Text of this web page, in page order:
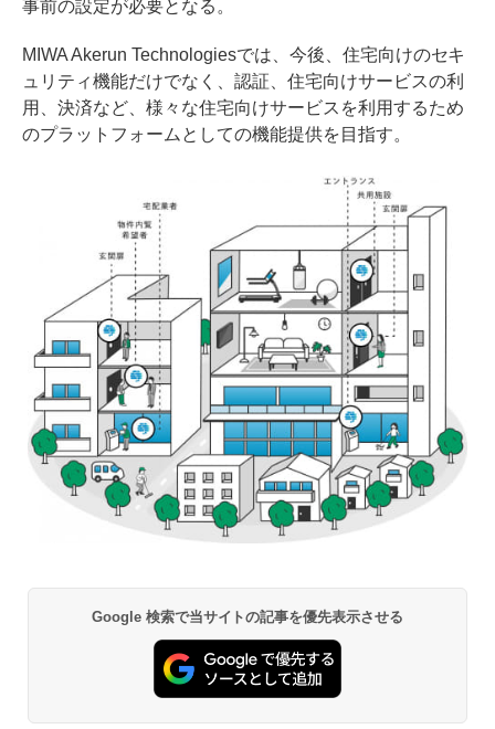
事前の設定が必要となる。
MIWA Akerun Technologiesでは、今後、住宅向けのセキ
ュリティ機能だけでなく、認証、住宅向けサービスの利
用、決済など、様々な住宅向けサービスを利用するため
のプラットフォームとしての機能提供を目指す。
Google 検索で当サイトの記事を優先表示させる